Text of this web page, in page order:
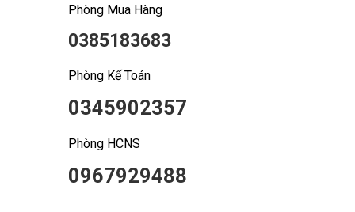
Phòng Mua Hàng
0385183683
Phòng Kế Toán
0345902357
Phòng HCNS
0967929488